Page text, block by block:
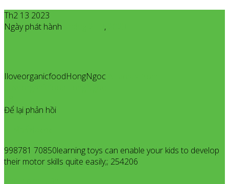
Th2 13 2023
Ngày phát hành
,
IloveorganicfoodHongNgoc
Để lại phản hồi
998781 70850learning toys can enable your kids to develop
their motor skills quite easily;; 254206